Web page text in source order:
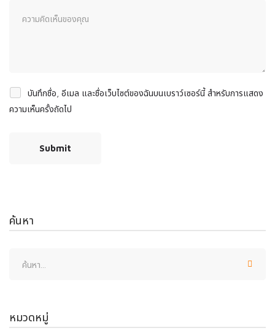
บันทึกชื่อ, อีเมล และชื่อเว็บไซต์ของฉันบนเบราว์เซอร์นี้ สำหรับการแสดง
ความเห็นครั้งถัดไป
ค้นหา
หมวดหมู่